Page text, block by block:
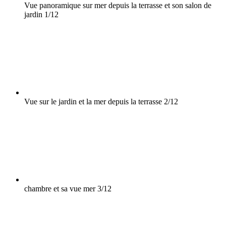
Vue panoramique sur mer depuis la terrasse et son salon de
jardin 1/12
Vue sur le jardin et la mer depuis la terrasse 2/12
chambre et sa vue mer 3/12